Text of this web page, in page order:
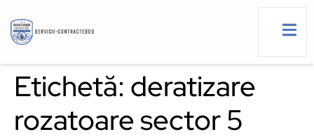
Etichetă: deratizare
rozatoare sector 5